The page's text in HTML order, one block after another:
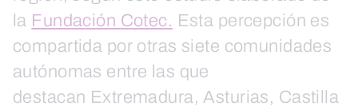
la Fundación Cotec. Esta percepción es
compartida por otras siete comunidades
autónomas entre las que
destacan Extremadura, Asturias, Castilla